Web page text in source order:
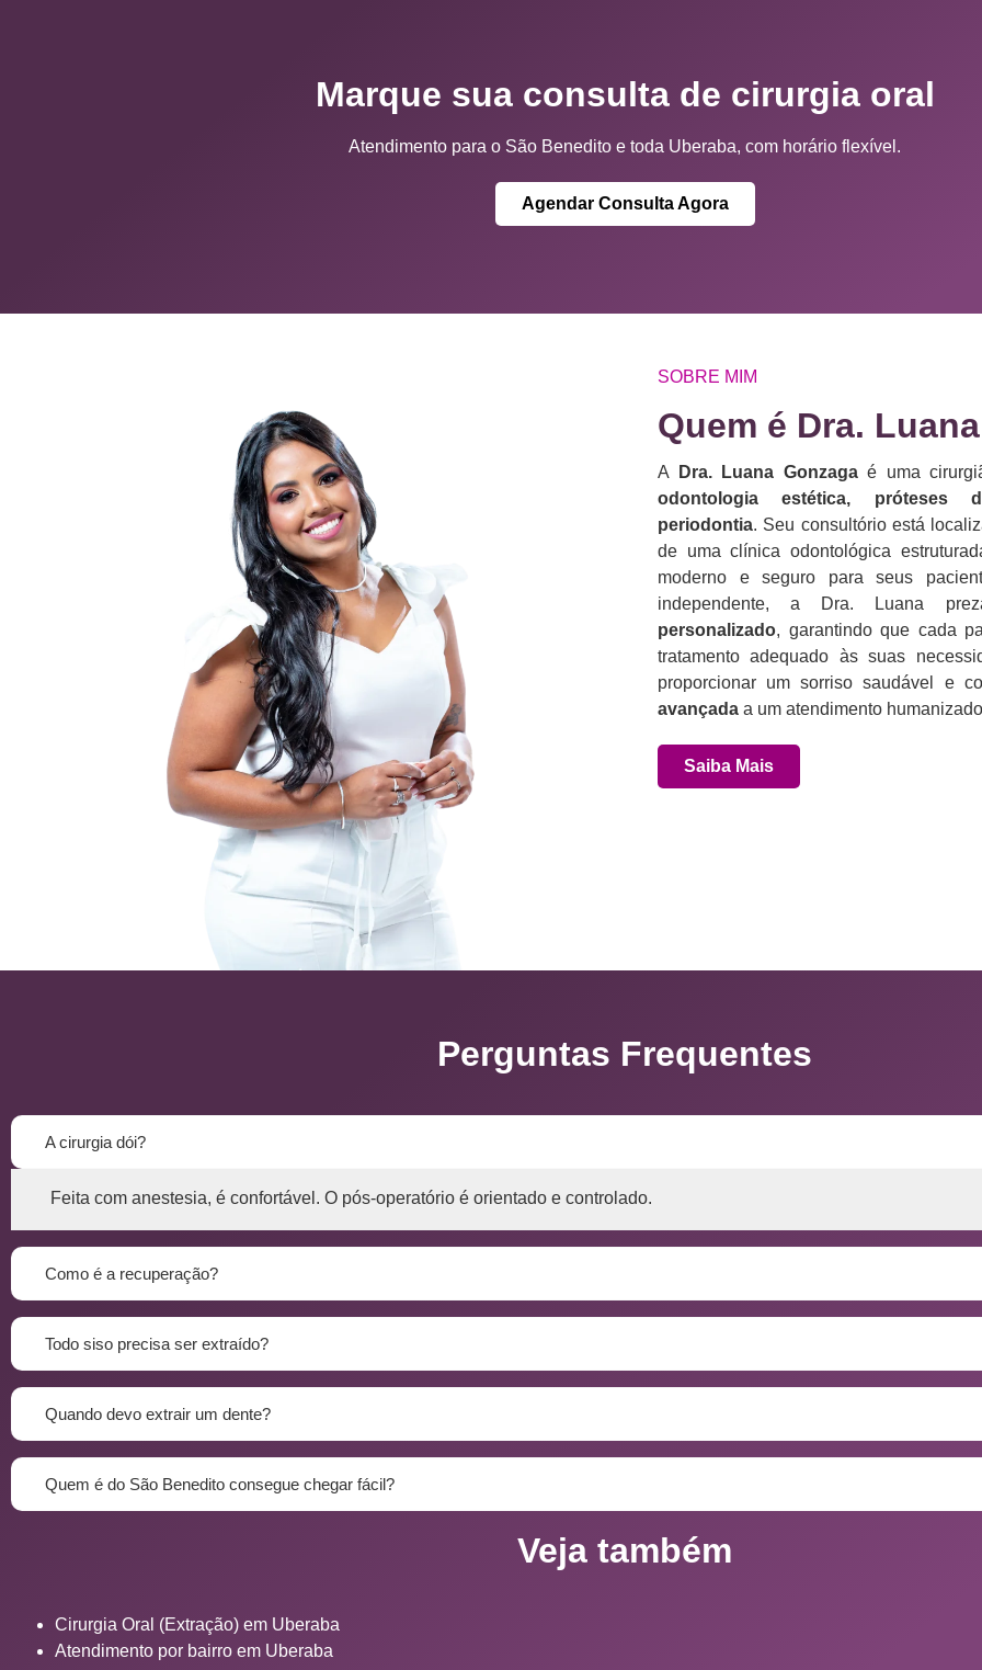
Marque sua consulta de cirurgia oral
Atendimento para o São Benedito e toda Uberaba, com horário flexível.
Agendar Consulta Agora
SOBRE MIM
Quem é Dra.
A Dra. Luana Gonzagaé uma
odontologia estética, próteses
periodontia. Seu consultório está
de uma clínica odontológica
moderno e seguro para seus
independente, a Dra. Luana
personalizado, garantindo que cada
tratamento adequado às suas
proporcionar um sorriso saudável e
avançada a um atendimento
Saiba Mais
Perguntas Frequentes
A cirurgia dói?
Feita com anestesia, é confortável. O pós-operatório é orientado e controlado.
Como é a recuperação?
Todo siso precisa ser extraído?
Quando devo extrair um dente?
Quem é do São Benedito consegue chegar fácil?
Veja também
Cirurgia Oral (Extração) em Uberaba
Atendimento por bairro em Uberaba